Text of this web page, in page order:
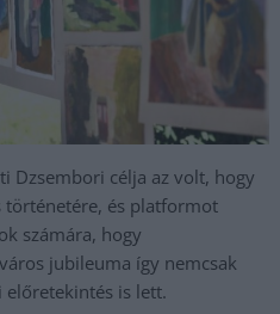
Dzsembori célja az volt, hogy
történetére, és platformot
számára, hogy
jubileuma így nemcsak
előretekintés is lett.